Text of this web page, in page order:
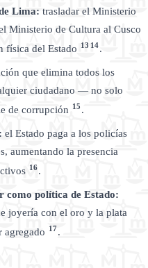
Lima: trasladar el Ministerio
Ministerio de Cultura al Cusco
física del Estado 13 14.
que elimina todos los
ciudadano — no solo
de corrupción 15 .
el Estado paga a los policías
aumentando la presencia
16.
política de Estado:
joyería con el oro y la plata
agregado 17.